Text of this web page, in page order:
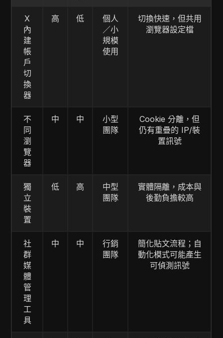
X
內
建
帳
戶
切
換
器
高 低
個人
／小
規模
使用
切換快速，但共用
瀏覽器設定檔
不
同
瀏
覽
器
中 中
小型
團隊
Cookie 分離，但
仍有重疊的 IP/裝
置訊號
獨
立
裝
置
低 高
中型
團隊
實體隔離，成本與
後勤負擔較高
社
群
媒
體
管
理
工
具
中 中
行銷
團隊
簡化貼文流程；自
動化模式可能產生
可偵測訊號